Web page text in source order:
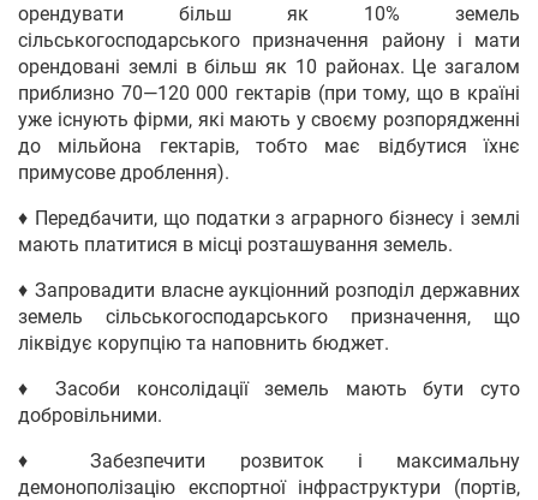
орендувати більш як 10% земель
сільськогосподарського призначення району і мати
орендовані землі в більш як 10 районах. Це загалом
приблизно 70—120 000 гектарів (при тому, що в країні
уже існують фірми, які мають у своєму розпорядженні
до мільйона гектарів, тобто має відбутися їхнє
примусове дроблення).
♦ Передбачити, що податки з аграрного бізнесу і землі
мають платитися в місці розташування земель.
♦ Запровадити власне аукціонний розподіл державних
земель сільськогосподарського призначення, що
ліквідує корупцію та наповнить бюджет.
♦ Засоби консолідації земель мають бути суто
добровільними.
♦ Забезпечити розвиток і максимальну
демонополізацію експортної інфраструктури (портів,